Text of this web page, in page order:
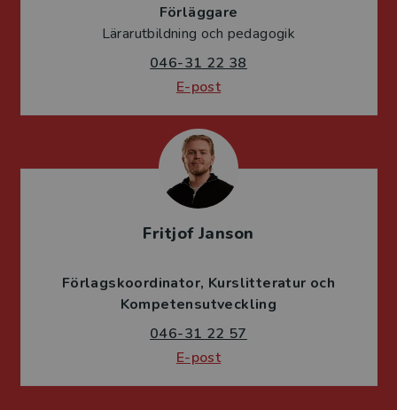
Förläggare
Lärarutbildning och pedagogik
046-31 22 38
E-post
Fritjof Janson
Förlagskoordinator Kurslitteratur och
Kompetensutveckling
046-31 22 57
E-post